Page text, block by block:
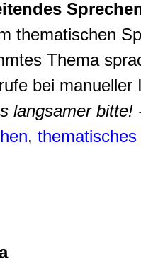
thematischen
Thema
bei
langsamer
,